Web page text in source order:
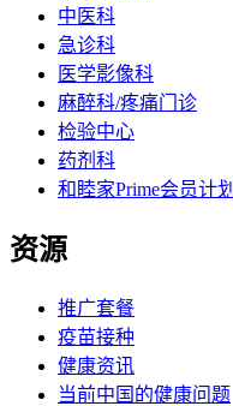
中医科
急诊科
医学影像科
麻醉科/疼痛门诊
检验中心
药剂科
和睦家Prime会员计划
资源
推广套餐
疫苗接种
健康资讯
当前中国的健康问题